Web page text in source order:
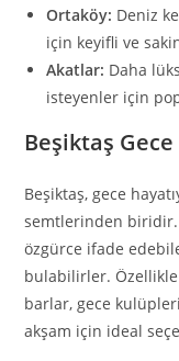
Ortaköy: Deniz
için keyifli ve
Akatlar: Daha
isteyenler için
Beşiktaş
Beşiktaş, gece
semtlerinden
özgürce ifade
bulabilirler.
barlar, gece
akşam için ideal